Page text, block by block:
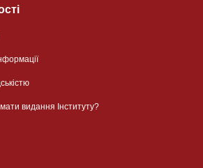
видання Інституту?